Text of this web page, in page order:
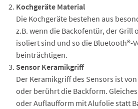
Kochgeräte Material
Die Kochgeräte bestehen aus
z.B. wenn die Backofentür, der Grill
isoliert sind und so die Bluetooth®-
beinträchtigen.
Sensor Keramikgriff
Der Keramikgriff des Sensors ist
oder berührt die Backform.
oder Auflaufform mit Alufolie statt